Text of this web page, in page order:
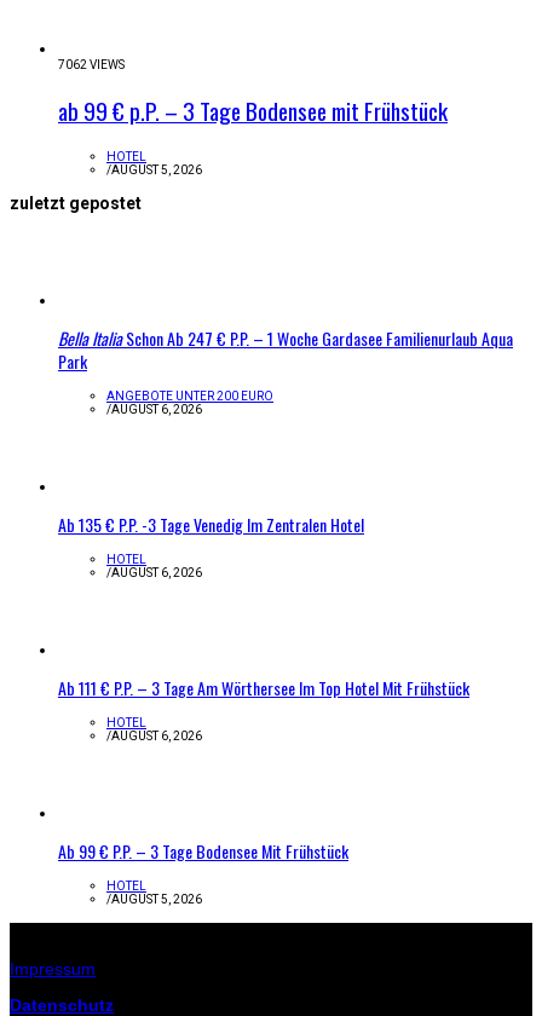
7062 VIEWS
ab 99 € p.P. – 3 Tage Bodensee mit Frühstück
HOTEL
/AUGUST 5, 2026
zuletzt gepostet
Bella ItaliaSchon Ab 247 € P.P. – 1 Woche Gardasee Familienurlaub Aqua
Park
ANGEBOTE UNTER 200 EURO
/AUGUST 6, 2026
Ab 135 € P.P. -3 Tage Venedig Im Zentralen Hotel
HOTEL
/AUGUST 6, 2026
Ab 111 € P.P. – 3 Tage Am Wörthersee Im Top Hotel Mit Frühstück
HOTEL
/AUGUST 6, 2026
Ab 99 € P.P. – 3 Tage Bodensee Mit Frühstück
HOTEL
/AUGUST 5, 2026
Impressum
Datenschutz